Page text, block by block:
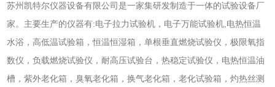
苏州凯特尔仪器设备有限公司是一家集研发制造于一体的试验设备厂
家。主要生产的仪器有:电子拉力试验机，电子万能试验机,电热恒温
水浴，高低温试验箱，恒温恒湿箱，单根垂直燃烧试验仪，极限氧指
数仪，负载燃烧试验仪，耐高压试验台，热稳定试验仪，电热恒温油
槽，紫外老化箱，臭氧老化箱，换气老化箱，老化试验箱，灼热丝测